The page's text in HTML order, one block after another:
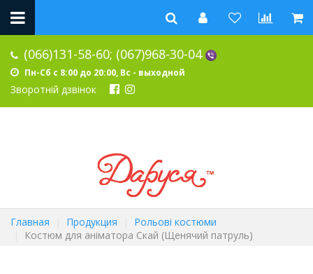
(066)131-58-60; (067)968-30-04
Пн-Сб с 8:00 до 20:00, Вс - выходной
Зворотній дзвінок
Главная Продукция
Рольові костюми
Костюм для аніматора Скай (Щенячий патруль)